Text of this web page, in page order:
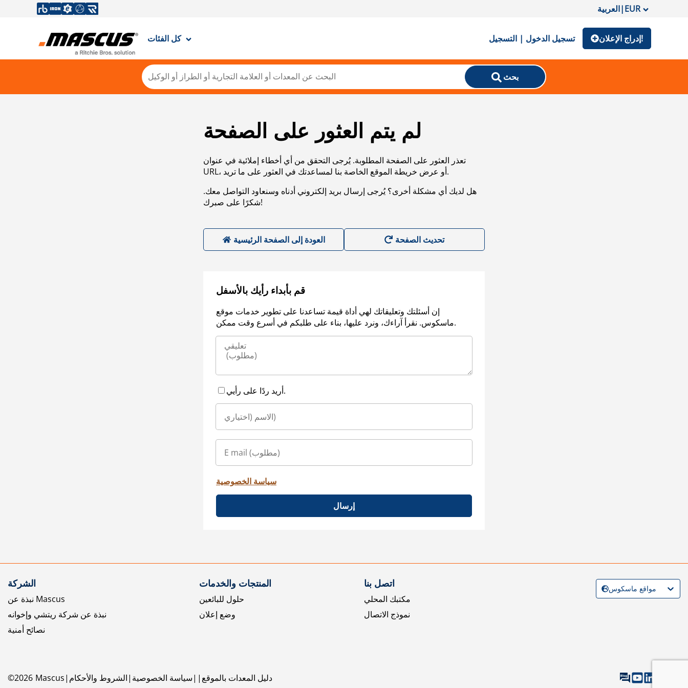
العربية|EUR
كل الفئات تسجيل الدخول | التسجيل إدراج الإعلان!
بحث
لم يتم العثور على الصفحة
تعذر العثور على الصفحة المطلوبة. يُرجى التحقق من أي أخطاء إملائية في عنوان
URL، أو عرض خريطة الموقع الخاصة بنا لمساعدتك في العثور على ما تريد.
هل لديك أي مشكلة أخرى؟ يُرجى إرسال بريد إلكتروني أدناه وسنعاود التواصل معك.
شكرًا على صبرك!
العودة إلى الصفحة الرئيسية
قم بأبداء رأيك بالأسفل
إن أسئلتك وتعليقاتك لهي أداة قيمة تساعدنا على تطوير خدمات موقع
ماسكوس. نقرأ آراءك، ونرد عليها، بناء على طلبكم في أسرع وقت ممكن.
أريد ردًا على رأيي.
سياسة الخصوصية
إرسال
الشركة
نبذة عن Mascus
نبذة عن شركة ريتشي وإخوانه
نصائح أمنية
المنتجات والخدمات
حلول للبائعين
وضع إعلان
اتصل بنا
مكتبك المحلي
نموذج الاتصال
©2026 Mascus الشروط والأحكام سياسة الخصوصية دليل المعدات بالموقع
مواقع ماسكوس